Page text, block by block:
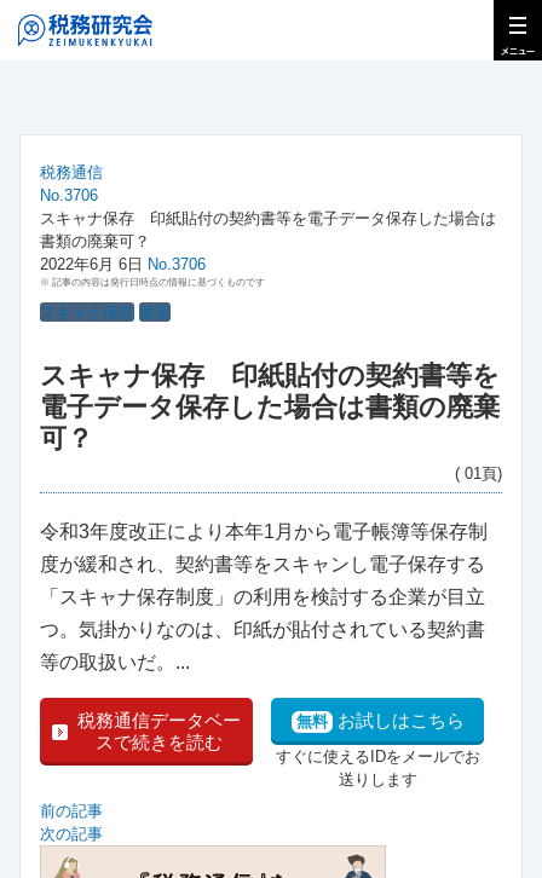
税務通信
No.3706
スキャナ保存 印紙貼付の契約書等を電子データ保存した場合は
書類の廃棄可？
2022年6月 6日 No.3706
※ 記事の内容は発行日時点の情報に基づくものです
スキャナ保存 展望
スキャナ保存 印紙貼付の契約書等を
電子データ保存した場合は書類の廃棄
可？
( 01頁)
令和3年度改正により本年1月から電子帳簿等保存制
度が緩和され、契約書等をスキャンし電子保存する
「スキャナ保存制度」の利用を検討する企業が目立
つ。気掛かりなのは、印紙が貼付されている契約書
等の取扱いだ。...
税務通信データベー
スで続きを読む
無料 お試しはこちら
すぐに使えるIDをメールでお
送りします
前の記事
次の記事